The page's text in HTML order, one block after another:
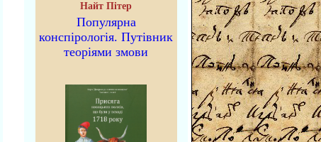
Найт Пітер
Популярна
конспірологія. Путівник
теоріями змови